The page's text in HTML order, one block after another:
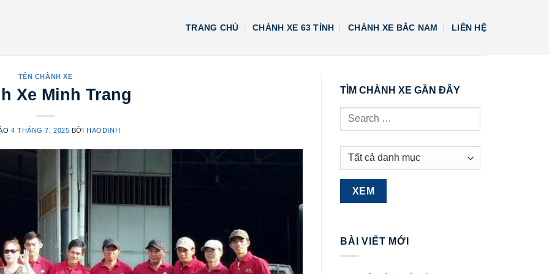
TRANG CHỦ CHÀNH XE 63 TỈNH CHÀNH XE BẮC NAM LIÊN HỆ
TÊN CHÀNH XE
Xe Minh Trang
4 THÁNG 7, 2025 BỞIHAODINH
TÌM CHÀNH XE GẦN ĐÂY
BÀI VIẾT MỚI